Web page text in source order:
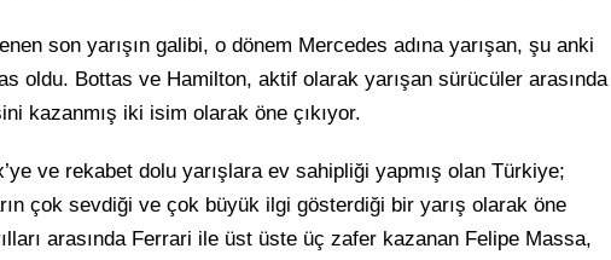
son yarışın galibi, o dönem Mercedes adına yarışan, şu anki
oldu. Bottas ve Hamilton, aktif olarak yarışan sürücüler arasında
kazanmış iki isim olarak öne çıkıyor.
ve rekabet dolu yarışlara ev sahipliği yapmış olan Türkiye;
çok sevdiği ve çok büyük ilgi gösterdiği bir yarış olarak öne
arasında Ferrari ile üst üste üç zafer kazanan Felipe Massa,